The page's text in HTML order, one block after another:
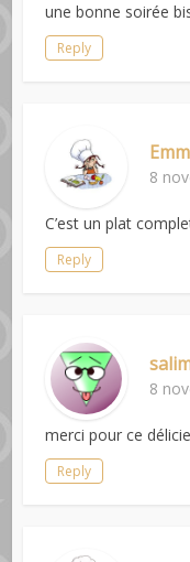
une bonne soirée
Reply
8
C’est un plat
Reply
8
merci pour ce
Reply